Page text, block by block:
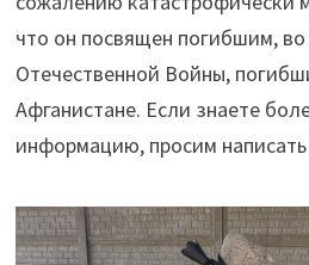
что он посвящен погибшим,
Отечественной Войны,
Афганистане. Если знаете
информацию, просим